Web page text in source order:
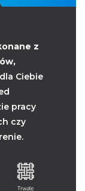
z
Ciebie
pracy
czy